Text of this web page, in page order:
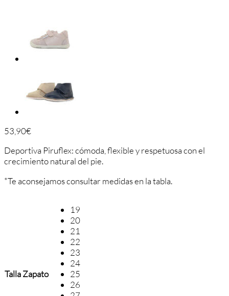
53,90€
Deportiva Piruflex: cómoda, flexible y respetuosa con el
crecimiento natural del pie.
*Te aconsejamos consultar medidas en la tabla.
Talla Zapato
19
20
21
22
23
24
25
26